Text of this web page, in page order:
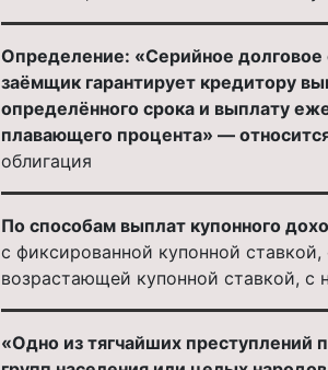
Определение: «Серийное долговое
заёмщик гарантирует кредитору
определённого срока и выплату
плавающего процента» —
облигация
По способам выплат купонного
с фиксированной купонной
возрастающей купонной ставкой,
«Одно из тягчайших преступлений